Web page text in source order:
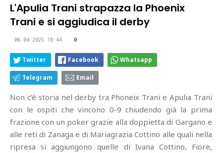
L'Apulia Trani strapazza la Phoenix
Trani e si aggiudica il derby
06.04.2025 18:44 0
Twitter Facebook Whatsapp
Telegram Email
Non c’è storia nel derby tra Phoneix Trani e Apulia Trani
con le ospiti che vincono 0-9 chiudendo già la prima
frazione con un poker grazie alla doppietta di Gargano e
alle reti di Zanaga e di Mariagrazia Cottino alle quali nella
ripresa si aggiungono quelle di Ivana Cottino, Fiore,